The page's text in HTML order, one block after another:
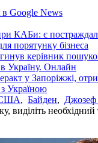
в Google News
КАБи: є
порятунку бізнеса
керівник
Україну. Онлайн
у Запоріжжі,
з Україною
, Байден, Джозеф
виділіть